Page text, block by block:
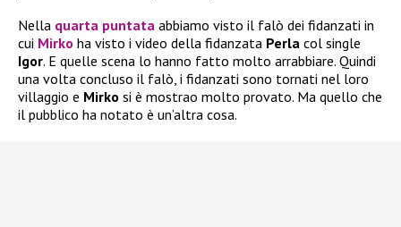
Nella quarta puntata abbiamo visto il falò dei fidanzati in
cui Mirko ha visto i video della fidanzata Perla col single
Igor. E quelle scena lo hanno fatto molto arrabbiare. Quindi
una volta concluso il falò, i fidanzati sono tornati nel loro
villaggio e Mirko si è mostrao molto provato. Ma quello che
il pubblico ha notato è un’altra cosa.